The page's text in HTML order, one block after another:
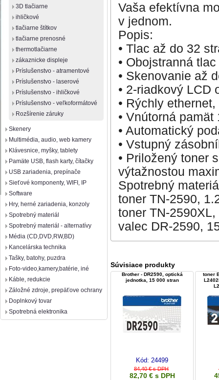
3D tlačiarne
ihličkové
tlačiarne štítkov
tlačiarne prenosné
thermotlačiarne
zákaznicke displeje
Príslušenstvo - atramentové
Príslušenstvo - laserové
Príslušenstvo - ihličkové
Príslušenstvo - veľkoformátové
Rozšírenie záruky
Skenery
Multimédia, audio, web kamery
Klávesnice, myšky, tablety
Pamäte USB, flash karty, čítačky
USB zariadenia, prepínače
Sieťové komponenty, WIFI, IP
Software
Hry, herné zariadenia, konzoly
Spotrebný materiál
Spotrebný materiál - alternatívy
Média (CD,DVD,RW,BD)
Kancelárska technika
Tašky, batohy, puzdra
Foto-video,kamery,batérie, iné
Káble, redukcie
Záložné zdroje, prepäťove ochrany
Doplnkový tovar
Spotrebná elektronika
Vaša efektívna
v jednom.
Popis:
• Tlac až do 32
• Obojstranná
• Skenovanie až
• 2-riadkový LCD
• Rýchly
• Vnútorná pamät
• Automatický
• Vstupný
• Priložený toner
výtažnostou
Spotrebný
toner TN-2590,
toner TN-
valec DR-2590,
Súvisiace produkty
Brother - DR2590, optická
jednotka, 15 000 stran
Kód: 24499
84,40 € s DPH
82,70 € s DPH
toner